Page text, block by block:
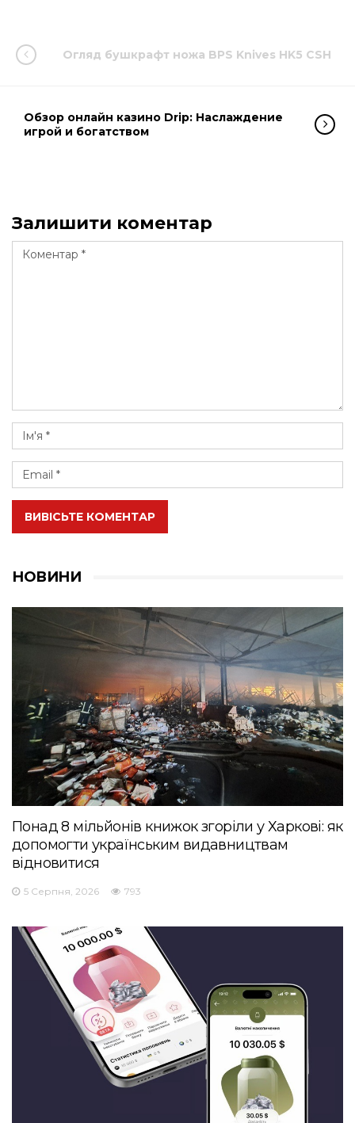
Огляд бушкрафт ножа BPS Knives HK5 CSH
Обзор онлайн казино Drip: Наслаждение
игрой и богатством
Залишити коментар
ВИВІСЬТЕ КОМЕНТАР
НОВИНИ
Понад 8 мільйонів книжок згоріли у Харкові: як
допомогти українським видавництвам
відновитися
5 Серпня, 2026 793